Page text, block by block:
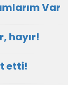
Var
hayır!
etti!